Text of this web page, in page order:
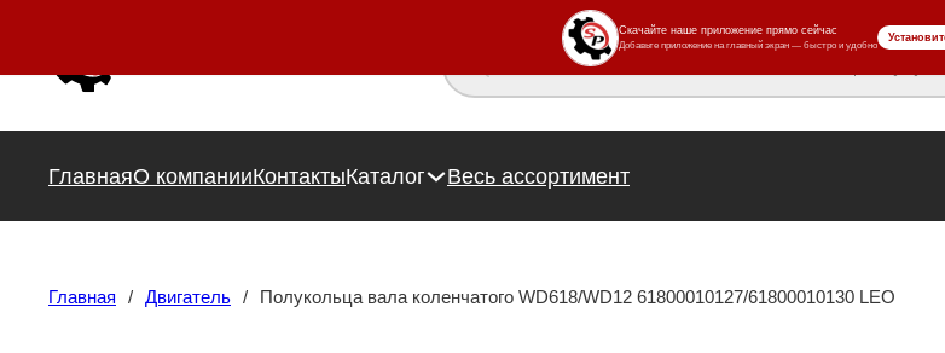
Поиск товаров
ГлавнаяО компанииКонтактыКаталог Весь ассортимент
Главная / Двигатель / Полукольца вала коленчатого WD618/WD12 61800010127/61800010130 LEO